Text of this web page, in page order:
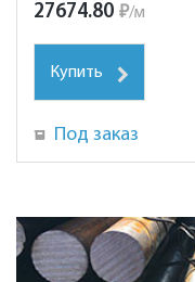
27674.80 ₽/м
Купить
Под заказ